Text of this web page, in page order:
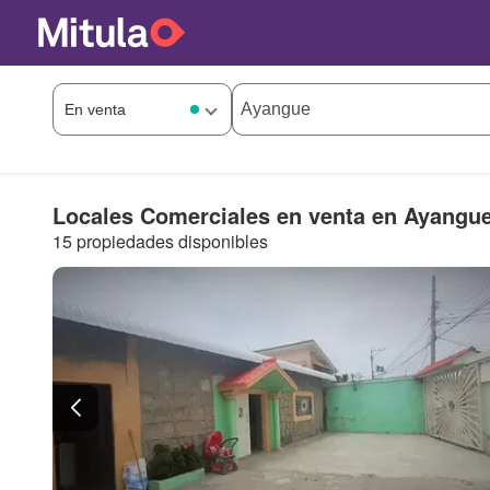
Locales Comerciales en venta en
15 propiedades disponibles